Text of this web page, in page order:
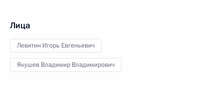
Лица
Левитин Игорь Евгеньевич
Якушев Владимир Владимирович